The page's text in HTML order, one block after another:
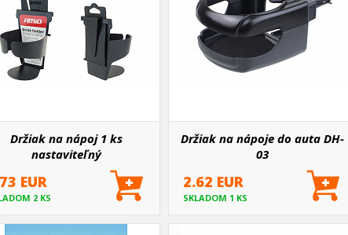
Držiak na nápoj 1 ks
nastaviteľný
EUR
2 KS
Držiak na nápoje do auta DH-
03
2.62 EUR
SKLADOM 1 KS